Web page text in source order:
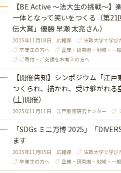
【BE Active ～法大生の挑戦～】
一体となって笑いをつくる（第
伝大賞」優勝 早瀬 太亮さん）
2025年11月18日 広報課 法政大学で学び
卒業生の方へ
企業・研究者・地域・一
ご寄付・ご支援をお考えの方へ
【開催告知】シンポジウム「江
つくられ、描かれ、受け継がれ
(土)開催）
2025年11月11日 江戸東京研究センター
「SDGs ミニ万博 2025」「
ます
2025年11月05日 広報課 法政大学で学び
卒業生の方へ
企業・研究者・地域・一